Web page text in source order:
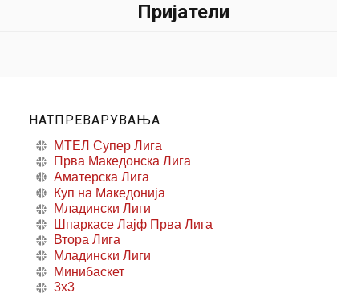
Пријатели
НАТПРЕВАРУВАЊА
МТЕЛ Супер Лига
Прва Македонска Лига
Аматерска Лига
Куп на Македонија
Младински Лиги
Шпаркасе Лајф Прва Лига
Втора Лига
Младински Лиги
Минибаскет
3x3